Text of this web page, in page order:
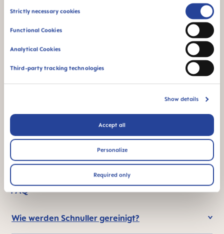
Consent
Strictly necessary cookies
Functional Cookies
Analytical Cookies
Third-party tracking technologies
Show details
Accept all
Personalize
Required only
Produktvideos
FAQ
Wie werden Schnuller gereinigt?